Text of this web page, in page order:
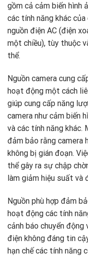
gồm cả cảm biến hình
các tính năng khác
nguồn điện AC (điện
một chiều), tùy thuộc
thể.
Nguồn camera cung
hoạt động một cách
giúp cung cấp năng
camera như cảm biến
và các tính năng khác.
đảm bảo rằng camera
không bị gián đoạn.
thể gây ra sự chập
làm giảm hiệu suất và
Nguồn phù hợp đảm
hoạt động các tính
cảnh báo chuyển động
điện không đáng tin
hạn chế các tính năng